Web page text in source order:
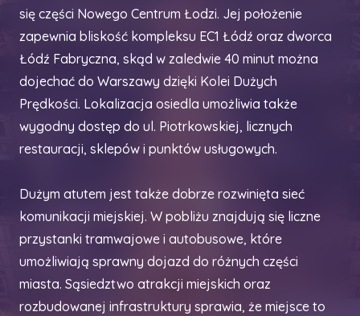
się części Nowego Centrum Łodzi. Jej położenie
zapewnia bliskość kompleksu EC1 Łódź oraz dworca
Łódź Fabryczna, skąd w zaledwie 40 minut można
dojechać do Warszawy dzięki Kolei Dużych
Prędkości. Lokalizacja osiedla umożliwia także
wygodny dostęp do ul. Piotrkowskiej, licznych
restauracji, sklepów i punktów usługowych.
Dużym atutem jest także dobrze rozwinięta sieć
komunikacji miejskiej. W pobliżu znajdują się liczne
przystanki tramwajowe i autobusowe, które
umożliwiają sprawny dojazd do różnych części
miasta. Sąsiedztwo atrakcji miejskich oraz
rozbudowanej infrastruktury sprawia, że miejsce to